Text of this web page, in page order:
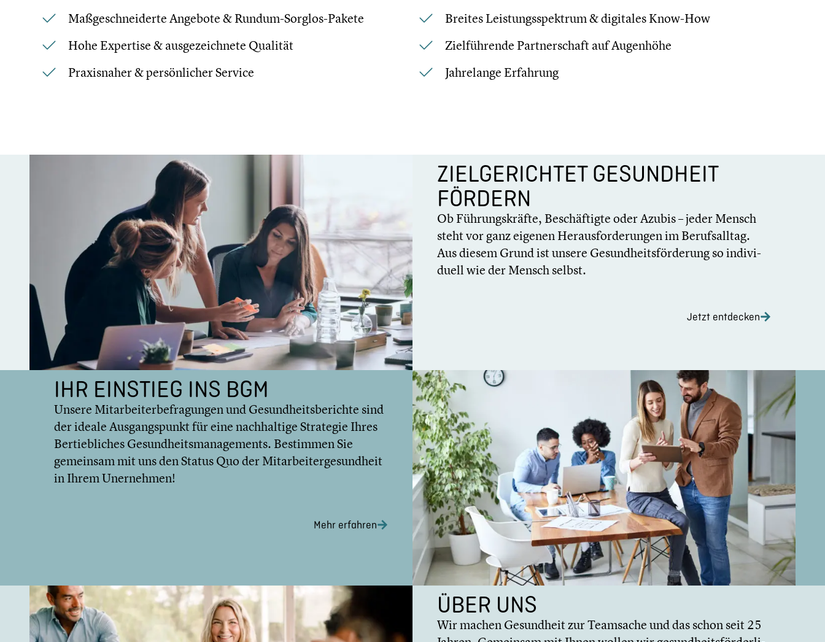
Maßge­schnei­derte Angebote & Rundum-Sorglos-Pakete
Hohe Expertise & ausge­zeich­nete Qualität
Praxis­na­her & persön­li­cher Service
Breites Leistungs­spek­trum & digitales Know-How
Zielfüh­rende Partner­schaft auf Augenhöhe
Jahre­lange Erfahrung
ZIELGE­RICH­TET GESUND­HEIT
FÖRDERN
Ob Führungs­kräfte, Beschäf­tigte oder Azubis – jeder Mensch
steht vor ganz eigenen Heraus­for­de­run­gen im Berufs­all­tag.
Aus diesem Grund ist unsere Gesundheits­förderung so indivi­
du­ell wie der Mensch selbst.
Jetzt entdecken
IHR EINSTIEG INS BGM
Unsere Mitar­bei­ter­be­fra­gun­gen und Gesund­heits­be­richte sind
der ideale Ausgangs­punkt für eine nachhal­tige Strategie Ihres
Bertieb­li­ches Gesund­heits­ma­nage­ments. Bestimmen Sie
gemeinsam mit uns den Status Quo der Mitar­bei­ter­ge­sund­heit
in Ihrem Unerneh­men!
Mehr erfahren
ÜBER UNS
Wir machen Gesund­heit zur Teamsache und das schon seit 25